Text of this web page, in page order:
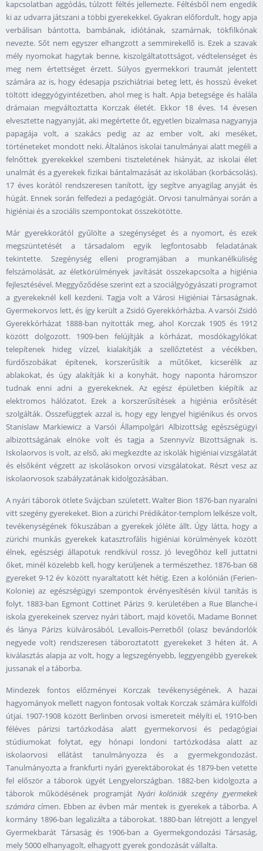
kapcsolatban aggódás, túlzott féltés jellemezte. Féltésből nem engedik
ki az udvarra játszani a többi gyerekekkel. Gyakran előfordult, hogy apja
verbálisan bántotta, bambának, idiótának, szamárnak, tökfilkónak
nevezte. Sőt nem egyszer elhangzott a semmirekellő is. Ezek a szavak
mély nyomokat hagytak benne, kiszolgáltatottságot, védtelenséget és
meg nem értettséget érzett. Súlyos gyermekkori traumát jelentett
számára az is, hogy édesapja pszichiátriai beteg lett, és hosszú éveket
töltött ideggyógyintézetben, ahol meg is halt. Apja betegsége és halála
drámaian megváltoztatta Korczak életét. Ekkor 18 éves. 14 évesen
elvesztette nagyanyját, aki megértette őt, egyetlen bizalmasa nagyanyja
papagája volt, a szakács pedig az az ember volt, aki meséket,
történeteket mondott neki. Általános iskolai tanulmányai alatt megéli a
felnőttek gyerekekkel szembeni tiszteletének hiányát, az iskolai élet
unalmát és a gyerekek fizikai bántalmazását az iskolában (korbácsolás).
17 éves korától rendszeresen tanított, így segítve anyagilag anyját és
húgát. Ennek során felfedezi a pedagógiát. Orvosi tanulmányai során a
higiéniai és a szociális szempontokat összekötötte.
Már gyerekkorától gyűlölte a szegénységet és a nyomort, és ezek
megszüntetését a társadalom egyik legfontosabb feladatának
tekintette. Szegénység elleni programjában a munkanélküliség
felszámolását, az életkörülmények javítását összekapcsolta a higiénia
fejlesztésével. Meggyőződése szerint ezt a szociálgyógyászati programot
a gyerekeknél kell kezdeni. Tagja volt a Városi Higiéniai Társaságnak.
Gyermekorvos lett, és így került a Zsidó Gyerekkórházba. A varsói Zsidó
Gyerekkórházat 1888-ban nyitották meg, ahol Korczak 1905 és 1912
között dolgozott. 1909-ben felújítják a kórházat, mosdókagylókat
telepítenek hideg vízzel, kialakítják a szellőztetést a vécékben,
fürdőszobákat építenek, korszerűsítik a műtőket, kicserélik az
ablakokat, és úgy alakítják ki a konyhát, hogy naponta háromszor
tudnak enni adni a gyerekeknek. Az egész épületben kiépítik az
elektromos hálózatot. Ezek a korszerűsítések a higiénia erősítését
szolgálták. Összefüggtek azzal is, hogy egy lengyel higiénikus és orvos
Stanislaw Markiewicz a Varsói Állampolgári Albizottság egészségügyi
albizottságának elnöke volt és tagja a Szennyvíz Bizottságnak is.
Iskolaorvos is volt, az első, aki megkezdte az iskolák higiéniai vizsgálatát
és elsőként végzett az iskolásokon orvosi vizsgálatokat. Részt vesz az
iskolaorvosok szabályzatának kidolgozásában.
A nyári táborok ötlete Svájcban született. Walter Bion 1876-ban nyaralni
vitt szegény gyerekeket. Bion a zürichi Prédikátor-templom lelkésze volt,
tevékenységének fókuszában a gyerekek jóléte állt. Úgy látta, hogy a
zürichi munkás gyerekek katasztrofális higiéniai körülmények között
élnek, egészségi állapotuk rendkívül rossz. Jó levegőhöz kell juttatni
őket, minél közelebb kell, hogy kerüljenek a természethez. 1876-ban 68
gyereket 9-12 év között nyaraltatott két hétig. Ezen a kolónián (Ferien-
Kolonie) az egészségügyi szempontok érvényesítésén kívül tanítás is
folyt. 1883-ban Egmont Cottinet Párizs 9. kerületében a Rue Blanche-i
iskola gyerekeinek szervez nyári tábort, majd követői, Madame Bonnet
és lánya Párizs külvárosából, Levallois-Perretből (olasz bevándorlók
negyede volt) rendszeresen táboroztatott gyerekeket 3 héten át. A
kiválasztás alapja az volt, hogy a legszegényebb, leggyengébb gyerekek
jussanak el a táborba.
Mindezek fontos előzményei Korczak tevékenységének. A hazai
hagyományok mellett nagyon fontosak voltak Korczak számára külföldi
útjai. 1907-1908 között Berlinben orvosi ismereteit mélyíti el, 1910-ben
féléves párizsi tartózkodása alatt gyermekorvosi és pedagógiai
stúdiumokat folytat, egy hónapi londoni tartózkodása alatt az
iskolaorvosi ellátást tanulmányozza és a gyermekgondozást.
Tanulmányozta a frankfurti nyári gyerektáborokat és 1879-ben vetette
fel először a táborok ügyét Lengyelországban. 1882-ben kidolgozta a
táborok működésének programját Nyári kolóniák szegény gyermekek
számára címen. Ebben az évben már mentek is gyerekek a táborba. A
kormány 1896-ban legalizálta a táborokat. 1880-ban létrejött a lengyel
Gyermekbarát Társaság és 1906-ban a Gyermekgondozási Társaság,
mely 5000 elhanyagolt, elhagyott gyerek gondozását vállalta.